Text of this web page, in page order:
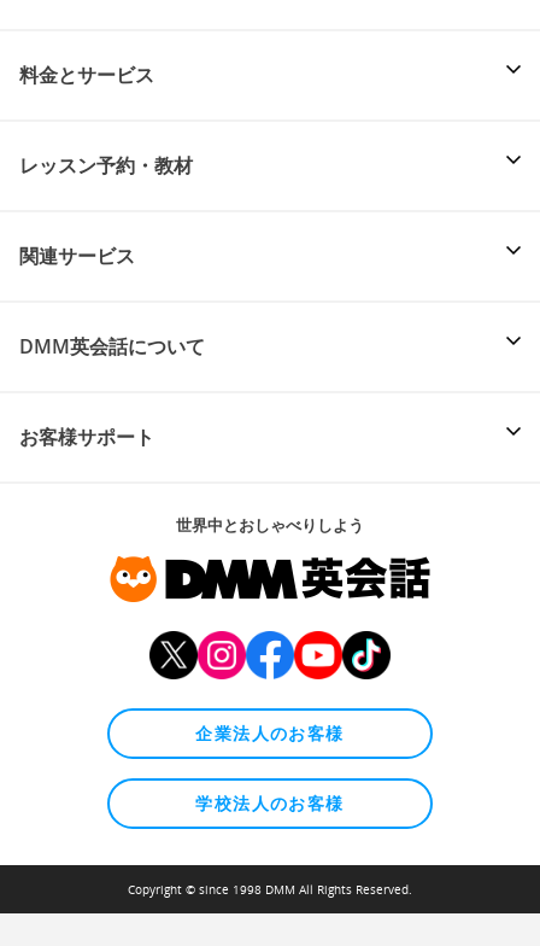
料金とサービス
レッスン予約・教材
関連サービス
DMM英会話について
お客様サポート
世界中とおしゃべりしよう
企業法人のお客様
学校法人のお客様
Copyright © since 1998 DMM All Rights Reserved.